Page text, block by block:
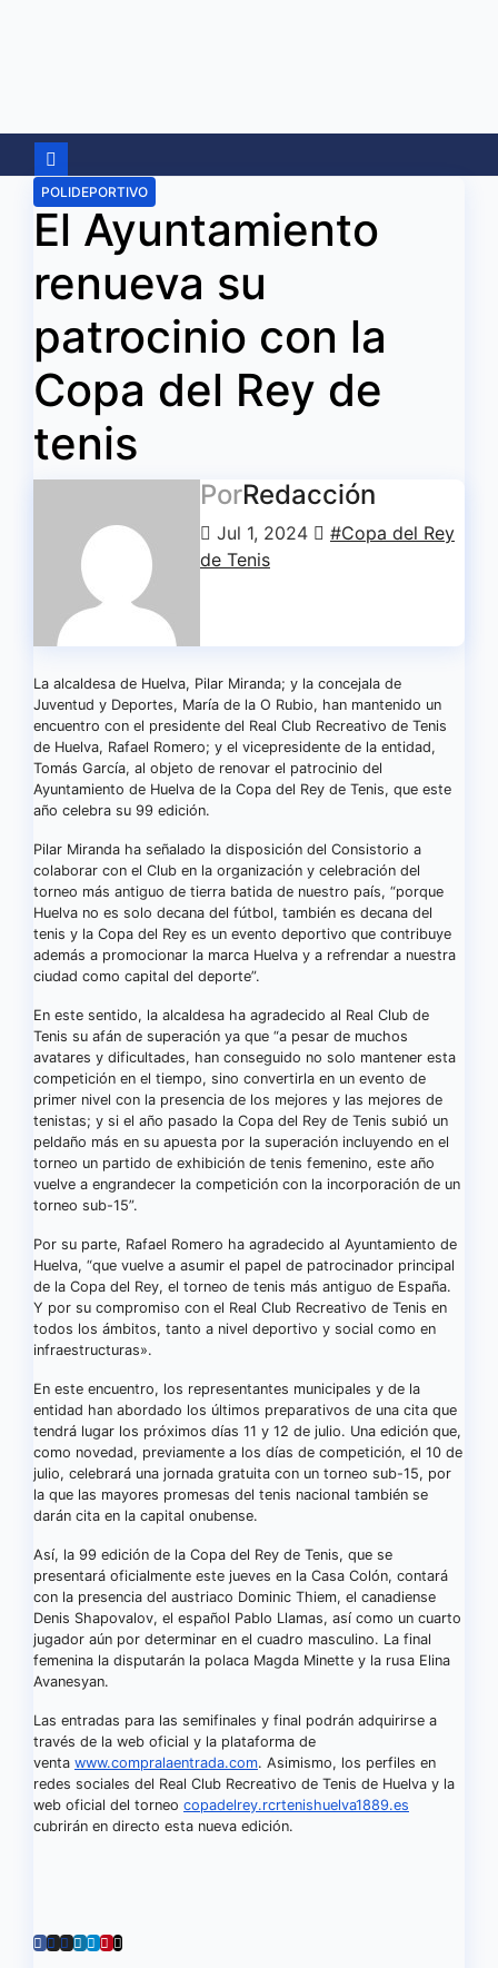
POLIDEPORTIVO
El Ayuntamiento
renueva su
patrocinio con la
Copa del Rey de
tenis
PorRedacción
Jul 1, 2024
#Copa del Rey
de Tenis
La alcaldesa de Huelva, Pilar Miranda; y la concejala de
Juventud y Deportes, María de la O Rubio, han mantenido un
encuentro con el presidente del Real Club Recreativo de Tenis
de Huelva, Rafael Romero; y el vicepresidente de la entidad,
Tomás García, al objeto de renovar el patrocinio del
Ayuntamiento de Huelva de la Copa del Rey de Tenis, que este
año celebra su 99 edición.
Pilar Miranda ha señalado la disposición del Consistorio a
colaborar con el Club en la organización y celebración del
torneo más antiguo de tierra batida de nuestro país, “porque
Huelva no es solo decana del fútbol, también es decana del
tenis y la Copa del Rey es un evento deportivo que contribuye
además a promocionar la marca Huelva y a refrendar a nuestra
ciudad como capital del deporte”.
En este sentido, la alcaldesa ha agradecido al Real Club de
Tenis su afán de superación ya que “a pesar de muchos
avatares y dificultades, han conseguido no solo mantener esta
competición en el tiempo, sino convertirla en un evento de
primer nivel con la presencia de los mejores y las mejores de
tenistas; y si el año pasado la Copa del Rey de Tenis subió un
peldaño más en su apuesta por la superación incluyendo en el
torneo un partido de exhibición de tenis femenino, este año
vuelve a engrandecer la competición con la incorporación de un
torneo sub-15”.
Por su parte, Rafael Romero ha agradecido al Ayuntamiento de
Huelva, “que vuelve a asumir el papel de patrocinador principal
de la Copa del Rey, el torneo de tenis más antiguo de España.
Y por su compromiso con el Real Club Recreativo de Tenis en
todos los ámbitos, tanto a nivel deportivo y social como en
infraestructuras».
En este encuentro, los representantes municipales y de la
entidad han abordado los últimos preparativos de una cita que
tendrá lugar los próximos días 11 y 12 de julio. Una edición que,
como novedad, previamente a los días de competición, el 10 de
julio, celebrará una jornada gratuita con un torneo sub-15, por
la que las mayores promesas del tenis nacional también se
darán cita en la capital onubense.
Así, la 99 edición de la Copa del Rey de Tenis, que se
presentará oficialmente este jueves en la Casa Colón, contará
con la presencia del austriaco Dominic Thiem, el canadiense
Denis Shapovalov, el español Pablo Llamas, así como un cuarto
jugador aún por determinar en el cuadro masculino. La final
femenina la disputarán la polaca Magda Minette y la rusa Elina
Avanesyan.
Las entradas para las semifinales y final podrán adquirirse a
través de la web oficial y la plataforma de
venta www.compralaentrada.com. Asimismo, los perfiles en
redes sociales del Real Club Recreativo de Tenis de Huelva y la
web oficial del torneo copadelrey.rcrtenishuelva1889.es
cubrirán en directo esta nueva edición.